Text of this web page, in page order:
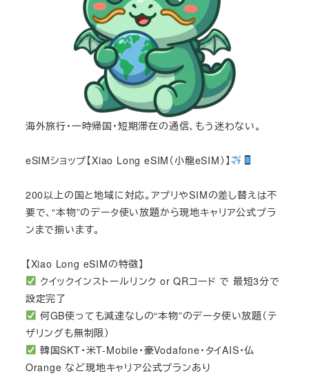
海外旅行・一時帰国・短期滞在の通信、もう迷わない。
eSIMショップ【Xiao Long eSIM（小龍eSIM）】
200以上の国と地域に対応。アプリやSIMの差し替えは不
要で、“本物”のデータ使い放題から現地キャリア公式プラ
ンまで揃います。
【Xiao Long eSIMの特徴】
クイックインストールリンク or QRコード で 最短3分で
設定完了
何GB使っても減速なしの“本物”のデータ使い放題（テ
ザリングも無制限）
韓国SKT・米T-Mobile・豪Vodafone・タイAIS・仏
Orange など現地キャリア公式プランあり